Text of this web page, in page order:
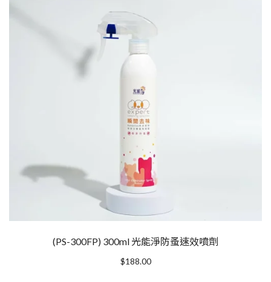
(PS-300FP) 300ml 光能淨防蚤速效噴劑
$188.00